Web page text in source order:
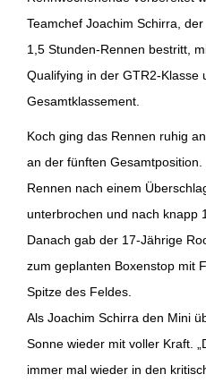
Teamchef Joachim Schirra,
1,5 Stunden-Rennen bestritt,
Qualifying in der GTR2-Klasse
Gesamtklassement.
Koch ging das Rennen ruhig
an der fünften
Rennen nach einem
unterbrochen und nach knapp
Danach gab der 17-Jährige
zum geplanten Boxenstop mit
Spitze des Feldes.
Als Joachim Schirra den Mini
Sonne wieder mit voller Kraft.
immer mal wieder in den